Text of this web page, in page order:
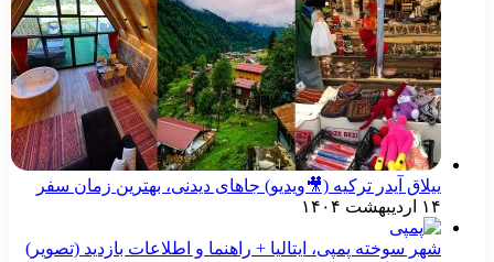
ییلاق آیدر ترکیه (🎥ویدیو) جاهای دیدنی، بهترین زمان سفر
۱۴ اردیبهشت ۱۴۰۴
شهر سوخته پمپی، ایتالیا +‌ راهنما و اطلاعات بازدید (تصویر)